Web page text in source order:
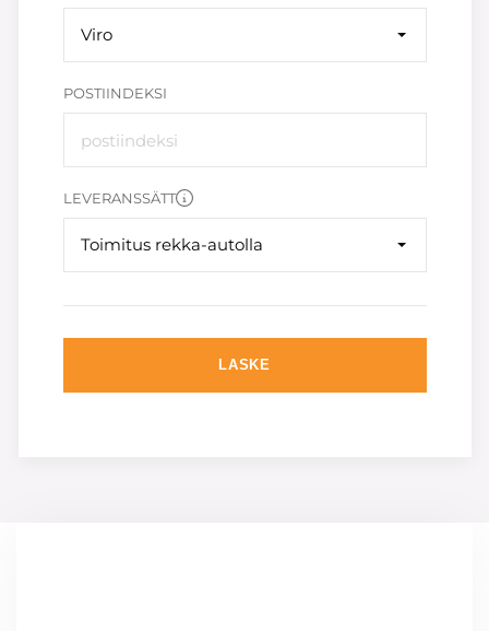
Viro
POSTIINDEKSI
LEVERANSSÄTT
Toimitus rekka-autolla
LASKE